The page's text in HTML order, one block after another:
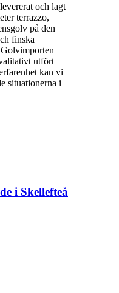
och lagt
terrazzo,
på den
finska
utfört
kan vi
situationerna i
i Skellefteå